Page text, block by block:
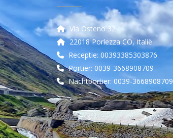
Via Osteno 32
22018 Porlezza CO, Italië
Receptie: 00393385303876
Portier: 0039-3668908709
Nachtportier: 0039-3668908709